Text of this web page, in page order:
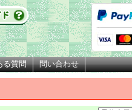
る質問 問い合わせ